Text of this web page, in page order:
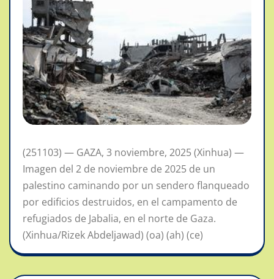
(251103) — GAZA, 3 noviembre, 2025 (Xinhua) —
Imagen del 2 de noviembre de 2025 de un
palestino caminando por un sendero flanqueado
por edificios destruidos, en el campamento de
refugiados de Jabalia, en el norte de Gaza.
(Xinhua/Rizek Abdeljawad) (oa) (ah) (ce)